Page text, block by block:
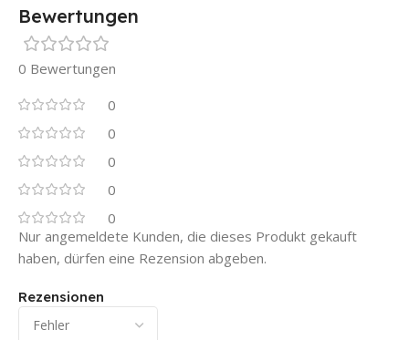
Bewertungen
0 Bewertungen
0
0
0
0
0
Rezensionen
Nur angemeldete Kunden, die dieses Produkt gekauft
haben, dürfen eine Rezension abgeben.